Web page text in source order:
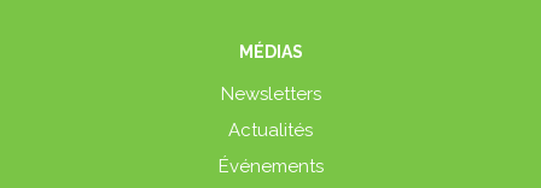
MÉDIAS
Newsletters
Actualités
Événements